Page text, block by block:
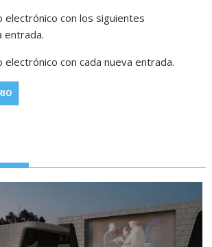
electrónico con los siguientes
entrada.
electrónico con cada nueva entrada.